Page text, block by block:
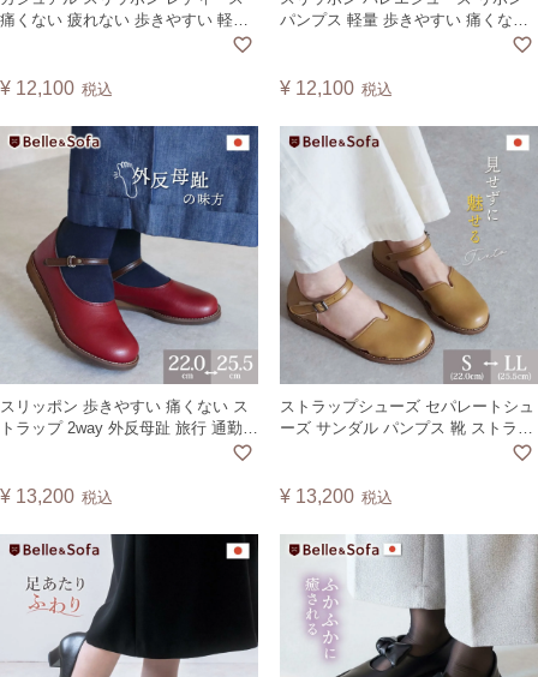
痛くない 疲れない 歩きやすい 軽量
旅行 コンフォートシューズ ヴィー
¥ 12,100 税込
パンプス 軽量 歩きやすい 痛くない
甲高 甲低 インソール 旅行 靴 日本製
¥ 12,100 税込
スリッポン 歩きやすい 痛くない ス
トラップ 2way 外反母趾 旅行 通勤
¥ 13,200 税込
ストラップシューズ セパレートシュ
ーズ サンダル パンプス 靴 ストラッ
プ 歩きやすい 痛くない 夏 秋 フラッ
レザー 日本製 TENTO
¥ 13,200 税込